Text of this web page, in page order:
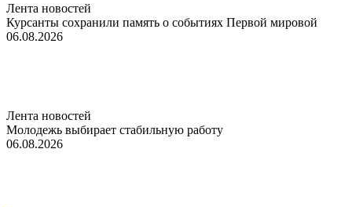
Лента новостей
Курсанты сохранили память о событиях Первой мировой
06.08.2026
Лента новостей
Молодежь выбирает стабильную работу
06.08.2026